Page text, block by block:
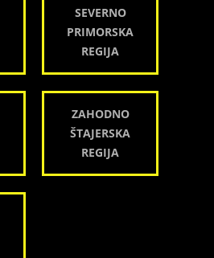
SEVERNO
PRIMORSKA
REGIJA
ZAHODNO
ŠTAJERSKA
REGIJA